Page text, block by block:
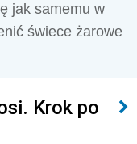
jak samemu w
świece żarowe
Krok po